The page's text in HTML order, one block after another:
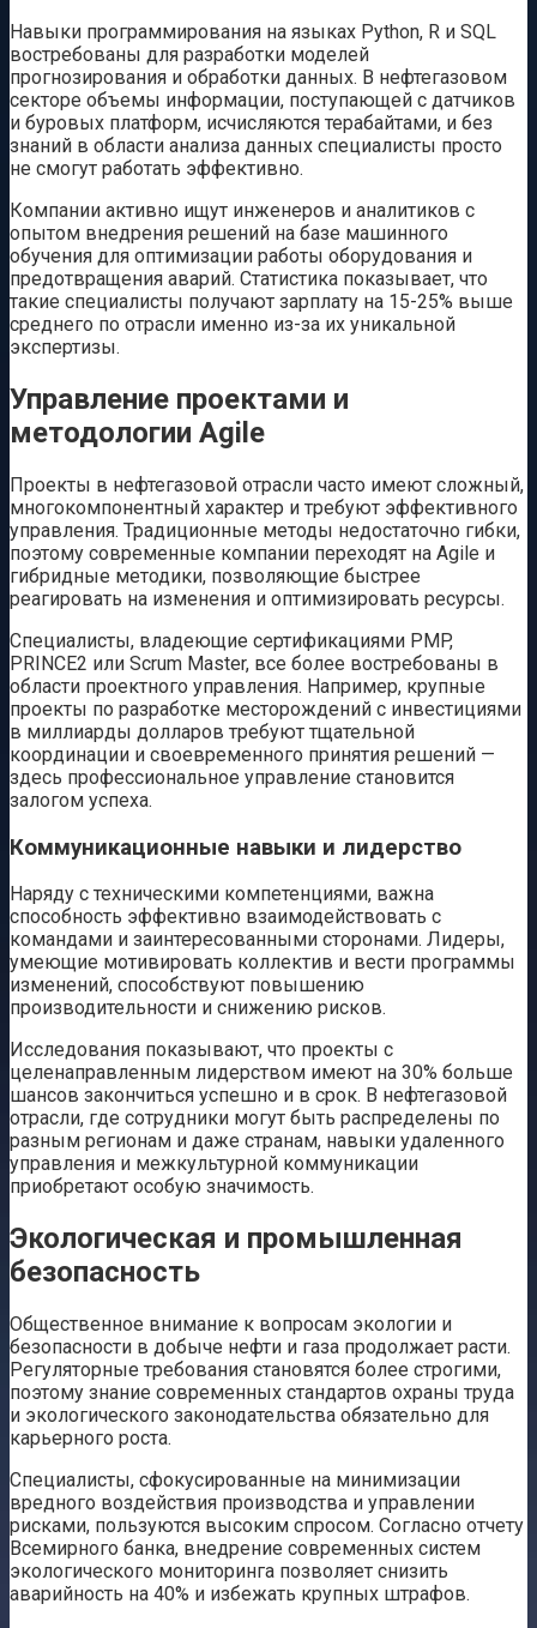
Навыки программирования на языках Python, R и SQL
востребованы для разработки моделей
прогнозирования и обработки данных. В нефтегазовом
секторе объемы информации, поступающей с датчиков
и буровых платформ, исчисляются терабайтами, и без
знаний в области анализа данных специалисты просто
не смогут работать эффективно.
Компании активно ищут инженеров и аналитиков с
опытом внедрения решений на базе машинного
обучения для оптимизации работы оборудования и
предотвращения аварий. Статистика показывает, что
такие специалисты получают зарплату на 15-25% выше
среднего по отрасли именно из-за их уникальной
экспертизы.
Управление проектами и
методологии Agile
Проекты в нефтегазовой отрасли часто имеют сложный,
многокомпонентный характер и требуют эффективного
управления. Традиционные методы недостаточно гибки,
поэтому современные компании переходят на Agile и
гибридные методики, позволяющие быстрее
реагировать на изменения и оптимизировать ресурсы.
Специалисты, владеющие сертификациями PMP,
PRINCE2 или Scrum Master, все более востребованы в
области проектного управления. Например, крупные
проекты по разработке месторождений с инвестициями
в миллиарды долларов требуют тщательной
координации и своевременного принятия решений —
здесь профессиональное управление становится
залогом успеха.
Коммуникационные навыки и лидерство
Наряду с техническими компетенциями, важна
способность эффективно взаимодействовать с
командами и заинтересованными сторонами. Лидеры,
умеющие мотивировать коллектив и вести программы
изменений, способствуют повышению
производительности и снижению рисков.
Исследования показывают, что проекты с
целенаправленным лидерством имеют на 30% больше
шансов закончиться успешно и в срок. В нефтегазовой
отрасли, где сотрудники могут быть распределены по
разным регионам и даже странам, навыки удаленного
управления и межкультурной коммуникации
приобретают особую значимость.
Экологическая и промышленная
безопасность
Общественное внимание к вопросам экологии и
безопасности в добыче нефти и газа продолжает расти.
Регуляторные требования становятся более строгими,
поэтому знание современных стандартов охраны труда
и экологического законодательства обязательно для
карьерного роста.
Специалисты, сфокусированные на минимизации
вредного воздействия производства и управлении
рисками, пользуются высоким спросом. Согласно отчету
Всемирного банка, внедрение современных систем
экологического мониторинга позволяет снизить
аварийность на 40% и избежать крупных штрафов.